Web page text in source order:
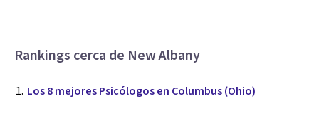
Rankings cerca de New Albany
Los 8 mejores Psicólogos en Columbus (Ohio)